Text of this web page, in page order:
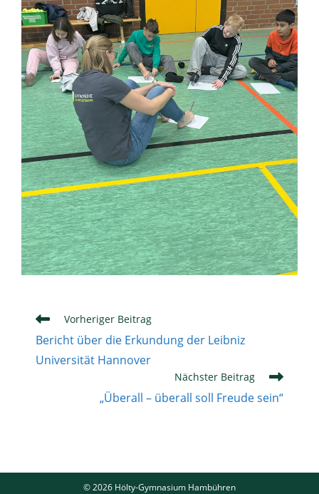
Weitere
ansehen
Vorheriger Beitrag
Bericht über die Erkundung der Leibniz
Universität Hannover
Nächster Beitrag
„Überall – überall soll Freude sein“
© 2026 Hölty-Gymnasium Hambühren